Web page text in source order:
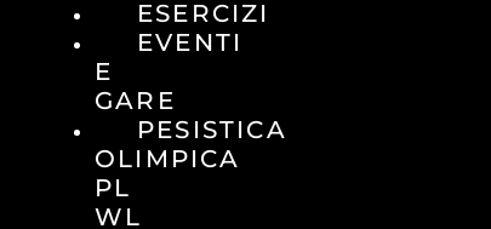
ESERCIZI
EVENTI
E
GARE
PESISTICA
OLIMPICA
PL
WL